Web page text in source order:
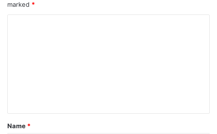
marked *
*
Name *